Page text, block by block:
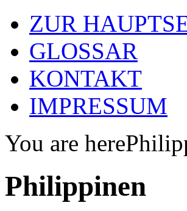
ZUR
GLOSSAR
KONTAKT
IMPRESSUM
You are here
Philippinen